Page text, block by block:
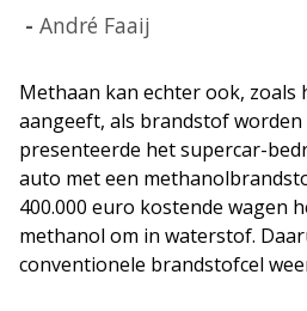
André Faaij
Methaan kan echter ook, zoals
aangeeft, als brandstof
presenteerde het supercar-
auto met een
400.000 euro kostende wagen
methanol om in waterstof.
conventionele brandstofcel